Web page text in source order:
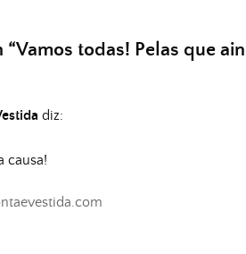
“Vamos todas! Pelas que
diz:
causa!